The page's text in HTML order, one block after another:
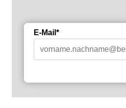
E-Mail*